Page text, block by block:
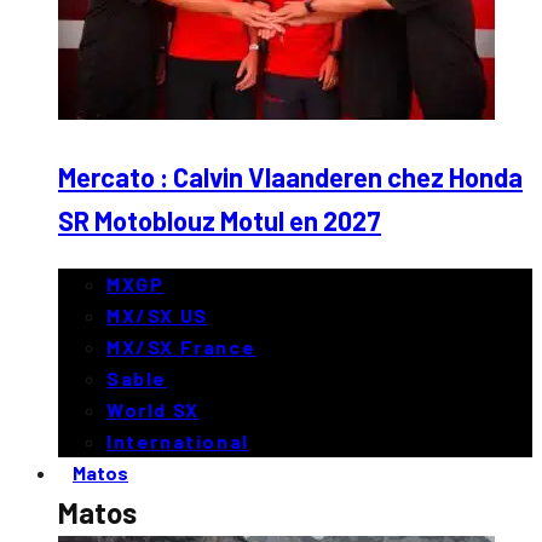
Mercato : Calvin Vlaanderen chez Honda
SR Motoblouz Motul en 2027
MXGP
MX/SX US
MX/SX France
Sable
World SX
International
Matos
Matos